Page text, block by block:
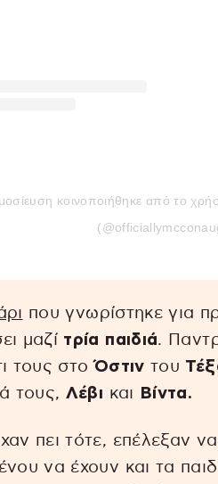
κοινοποιήθηκε από το
που γνωρίστηκε για
μαζί τρία παιδιά.
τους στοΌστιν του
τους, Λέβι και Βίντα.
πει τότε, επέλεξαν
να έχουν και τα